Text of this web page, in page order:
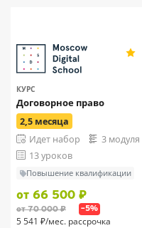
КУРС
Договорное право
2,5 месяца
Идет набор
3 модуля
13 уроков
Повышение квалификации
от 66 500 ₽
от 70 000 ₽ –5%
5 541 ₽/мес. рассрочка